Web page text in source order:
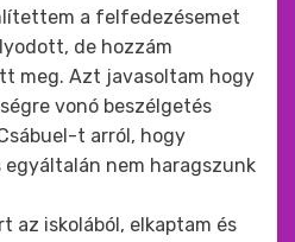
a felfedezésemet
de hozzám
meg. Azt javasoltam hogy
vonó beszélgetés
t arról, hogy
egyáltalán nem haragszunk
az iskolából, elkaptam és